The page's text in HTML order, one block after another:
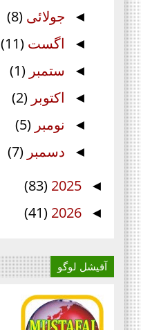
◄ جولائی (8)
◄ اگست (11)
◄ ستمبر (1)
◄ اکتوبر (2)
◄ نومبر (5)
◄ دسمبر (7)
◄
2025
(83)
◄
2026
(41)
آفیشل لوگو